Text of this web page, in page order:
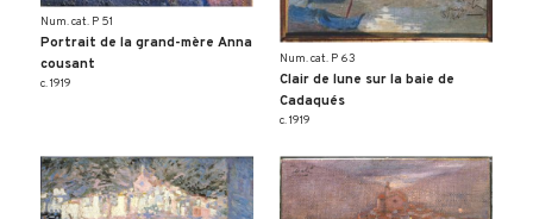
Num. cat. P 51
Portrait de la grand-mère Anna
cousant
c. 1919
Num. cat. P 63
Clair de lune sur la baie de
Cadaqués
c. 1919